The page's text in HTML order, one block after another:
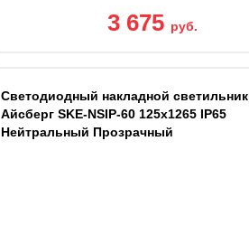
3 675 руб.
Светодиодный накладной светильник
Айсберг SKE-NSIP-60 125x1265 IP65
Нейтральный Прозрачный